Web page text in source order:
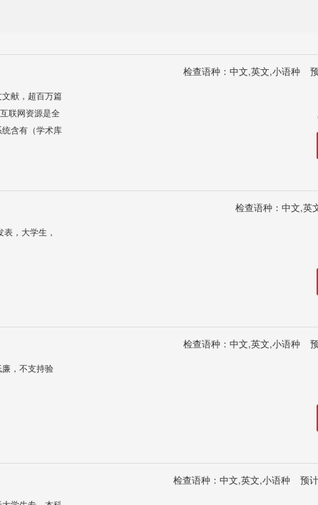
检查语种：中文,英文,小语种
献，超百万篇
联网资源是全
含有（学术库
检查语种：中文,英
，大学生，
检查语种：中文,英文,小语种
，不支持验
检查语种：中文,英文,小语种 预